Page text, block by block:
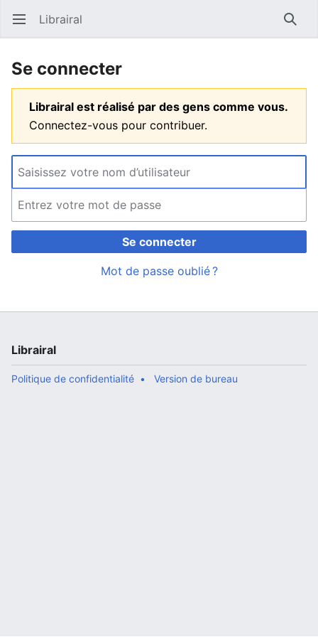
Ouvrir le menu principal Librairal
Se connecter
Librairal est réalisé par des gens comme vous.
Connectez-vous pour contribuer.
Se connecter
Mot de passe oublié ?
Librairal
Politique de confidentialité Version de bureau